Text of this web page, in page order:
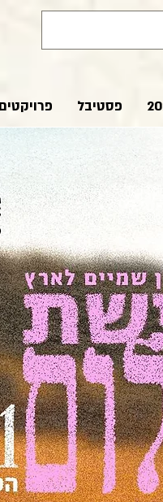
פסטיבל פרויקטים